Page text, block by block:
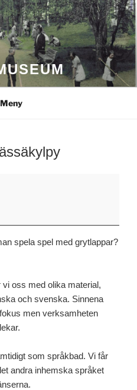
Meny
spela spel med grytlappar?
oss med olika material,
och svenska. Sinnena
men verksamheten
som språkbad. Vi får
andra inhemska språket